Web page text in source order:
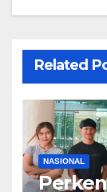
Related
NASIONAL